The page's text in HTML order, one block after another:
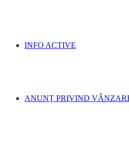
INFO ACTIVE
ANUNȚ PRIVIND